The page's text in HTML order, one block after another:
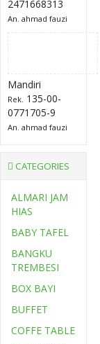
2471668313
An. ahmad fauzi
Mandiri
Rek. 135-00-
0771705-9
An. ahmad fauzi
CATEGORIES
ALMARI JAM
HIAS
BABY TAFEL
BANGKU
TREMBESI
BOX BAYI
BUFFET
COFFE TABLE